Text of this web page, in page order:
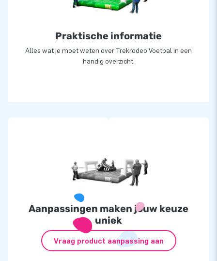
Praktische informatie
Alles wat je moet weten over Trekrodeo Voetbal in een
handig overzicht.
Aanpassingen maken jouw keuze
uniek
Vraag product aanpassing aan